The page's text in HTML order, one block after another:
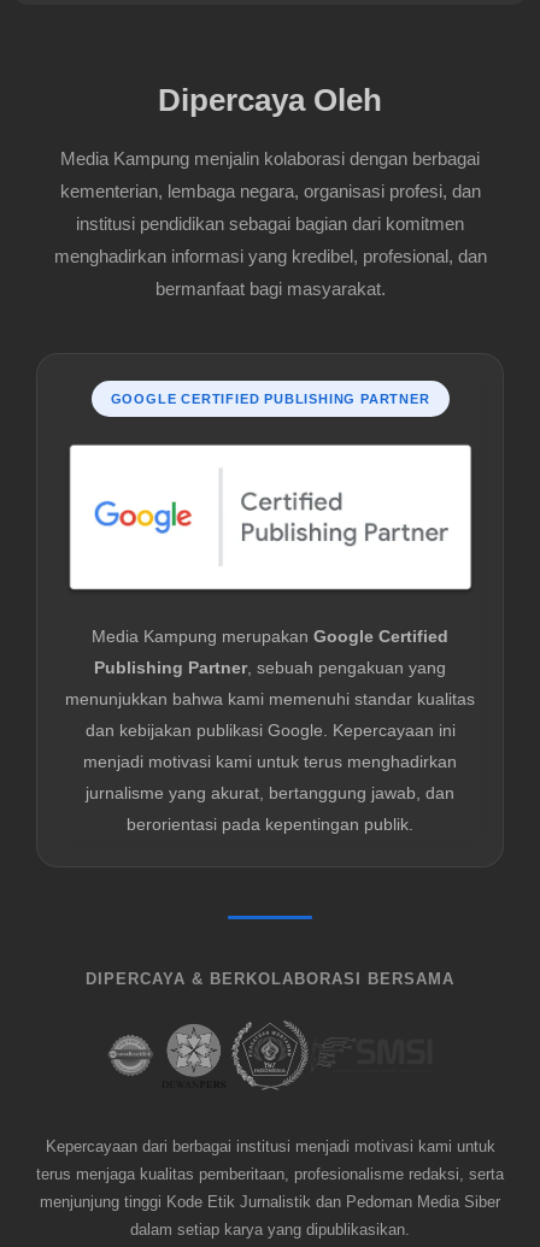
Dipercaya Oleh
Media Kampung menjalin kolaborasi dengan berbagai
kementerian, lembaga negara, organisasi profesi, dan
institusi pendidikan sebagai bagian dari komitmen
menghadirkan informasi yang kredibel, profesional, dan
bermanfaat bagi masyarakat.
GOOGLE CERTIFIED PUBLISHING PARTNER
Media Kampung merupakan Google Certified
Publishing Partner, sebuah pengakuan yang
menunjukkan bahwa kami memenuhi standar kualitas
dan kebijakan publikasi Google. Kepercayaan ini
menjadi motivasi kami untuk terus menghadirkan
jurnalisme yang akurat, bertanggung jawab, dan
berorientasi pada kepentingan publik.
DIPERCAYA & BERKOLABORASI BERSAMA
Kepercayaan dari berbagai institusi menjadi motivasi kami untuk
terus menjaga kualitas pemberitaan, profesionalisme redaksi, serta
menjunjung tinggi Kode Etik Jurnalistik dan Pedoman Media Siber
dalam setiap karya yang dipublikasikan.